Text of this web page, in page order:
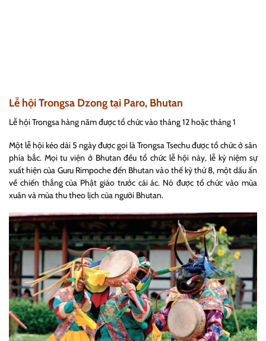
Lễ hội Trongsa Dzong tại Paro, Bhutan
Lễ hội Trongsa hàng năm được tổ chức vào tháng 12 hoặc tháng 1
Một lễ hội kéo dài 5 ngày được gọi là Trongsa Tsechu được tổ chức ở sân
phía bắc. Mọi tu viện ở Bhutan đều tổ chức lễ hội này, lễ kỷ niệm sự
xuất hiện của Guru Rimpoche đến Bhutan vào thế kỷ thứ 8, một dấu ấn
về chiến thắng của Phật giáo trước cái ác. Nó được tổ chức vào mùa
xuân và mùa thu theo lịch của người Bhutan.